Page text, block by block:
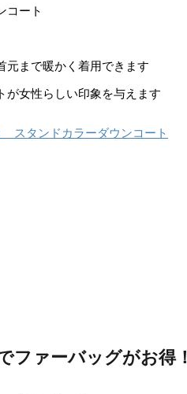
コート
元まで暖かく着用できます
が女性らしい印象を与えます
スタンドカラーダウンコート
ファーバッグがお得！